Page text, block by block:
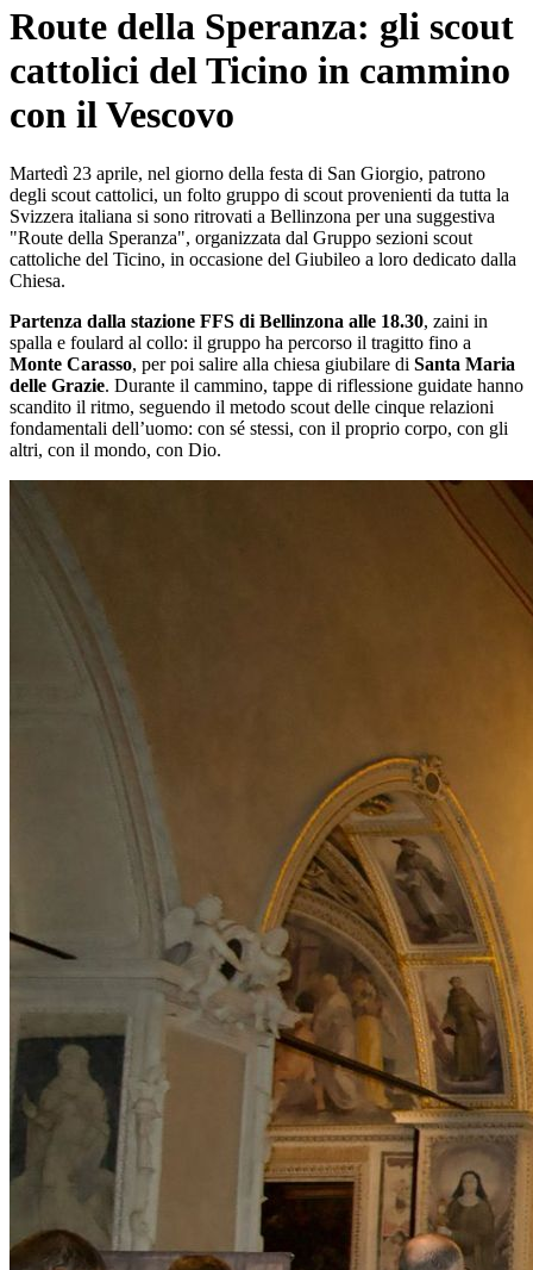
Route della Speranza: gli scout
cattolici del Ticino in cammino
con il Vescovo
Martedì 23 aprile, nel giorno della festa di San Giorgio, patrono
degli scout cattolici, un folto gruppo di scout provenienti da tutta la
Svizzera italiana si sono ritrovati a Bellinzona per una suggestiva
"Route della Speranza", organizzata dal Gruppo sezioni scout
cattoliche del Ticino, in occasione del Giubileo a loro dedicato dalla
Chiesa.
Partenza dalla stazione FFS di Bellinzona alle 18.30, zaini in
spalla e foulard al collo: il gruppo ha percorso il tragitto fino a
Monte Carasso, per poi salire alla chiesa giubilare di Santa Maria
delle Grazie. Durante il cammino, tappe di riflessione guidate hanno
scandito il ritmo, seguendo il metodo scout delle cinque relazioni
fondamentali dell’uomo: con sé stessi, con il proprio corpo, con gli
altri, con il mondo, con Dio.